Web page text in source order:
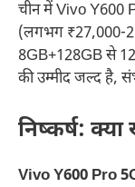
चीन में Vivo Y600
(लगभग ₹27,000-
8GB+128GB से
की उम्मीद जल्द है,
निष्कर्ष: क्या
Vivo Y600 Pro